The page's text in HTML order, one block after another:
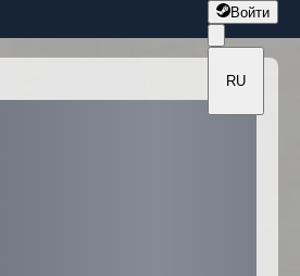
Войти
RU